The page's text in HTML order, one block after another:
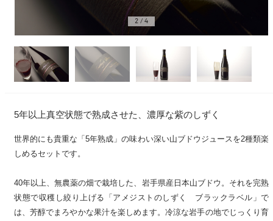
2 / 4
5年以上真空状態で熟成させた、濃厚な紫のしずく
世界的にも貴重な「5年熟成」の味わい深い山ブドウジュースを2種類楽
しめるセットです。
40年以上、無農薬の畑で栽培した、岩手県産日本山ブドウ。それを完熟
状態で収穫し絞り上げる「アメジストのしずく ブラックラベル」で
は、芳醇でまろやかな果汁を楽しめます。冷涼な岩手の地でじっくり育